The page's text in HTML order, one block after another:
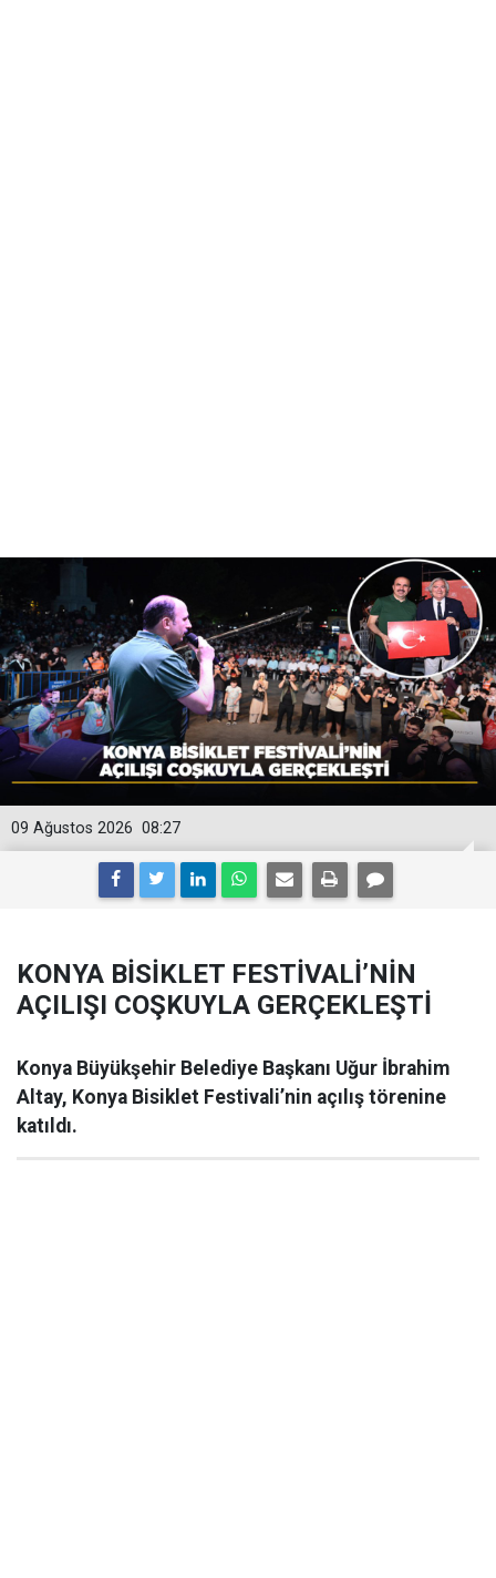
08:27
09 Ağustos 2026
KONYA BİSİKLET FESTİVALİ’NİN
AÇILIŞI COŞKUYLA GERÇEKLEŞTİ
Konya Büyükşehir Belediye Başkanı Uğur İbrahim
Altay, Konya Bisiklet Festivali’nin açılış törenine
katıldı.